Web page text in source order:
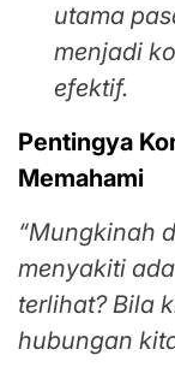
utama
menjadi
efektif.
Pentingya
Memahami
“Mungkinah
menyakiti
terlihat? Bila
hubungan